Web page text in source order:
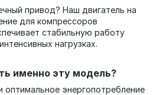
привод? Наш двигатель на
для компрессоров
стабильную работу
нагрузках.
именно эту модель?
оптимальное энергопотребление